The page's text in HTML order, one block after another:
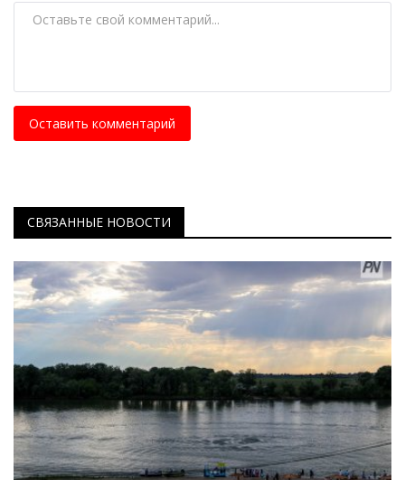
Оставить комментарий
СВЯЗАННЫЕ НОВОСТИ